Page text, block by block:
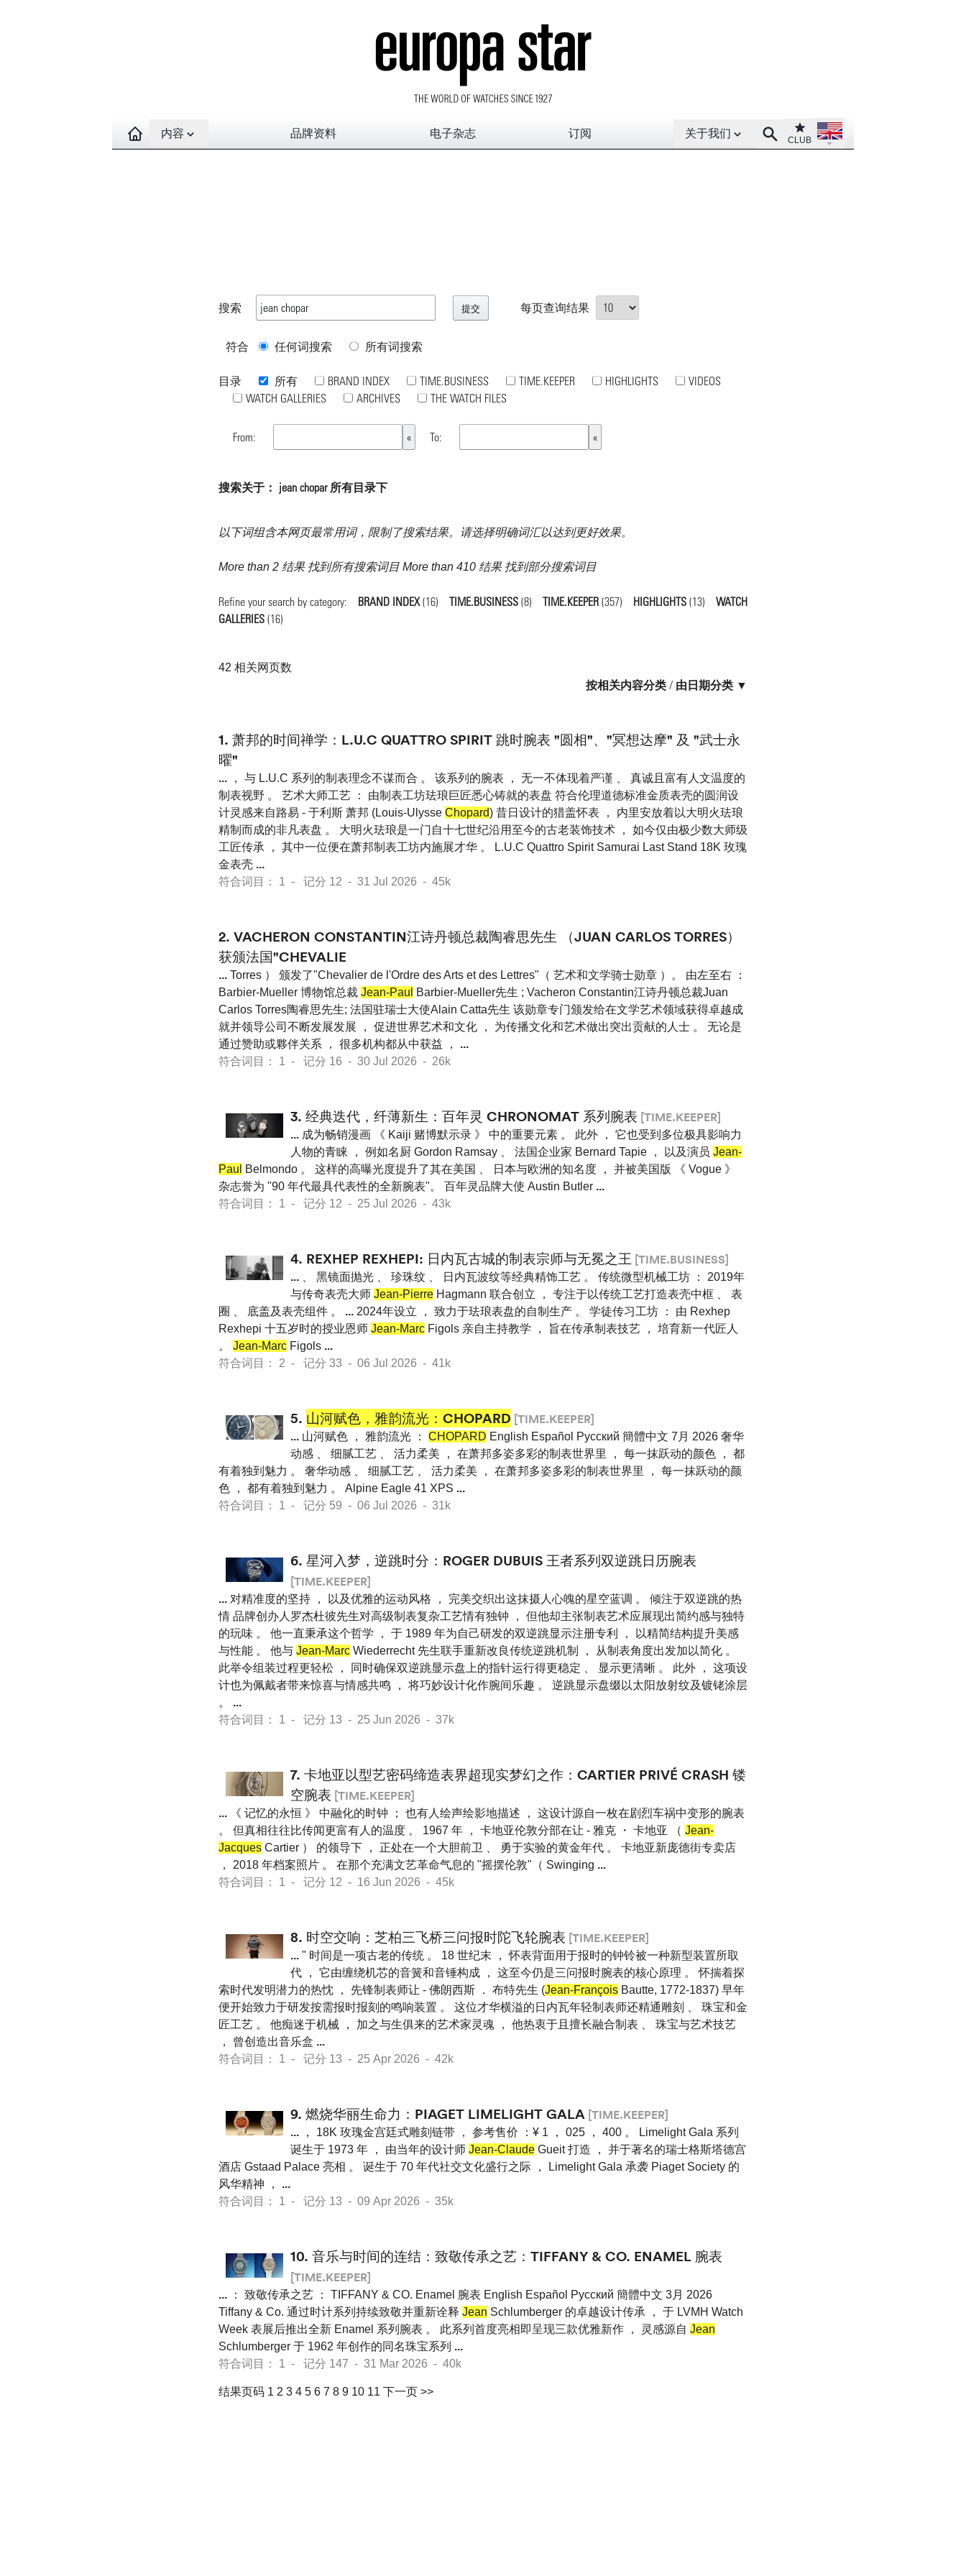
Open contents menu
内容 品牌资料 电子杂志 订阅
Open About menu
关于我们 SearchClub
CLUB
Open language menu
搜索 每页查询结果
符合 任何词搜索 所有词搜索
目录 所有 BRAND INDEX TIME.BUSINESS TIME.KEEPER HIGHLIGHTS
VIDEOS
WATCH GALLERIES
ARCHIVES THE WATCH FILES
From: To:
搜索关于： jean chopar 所有目录下
以下词组含本网页最常用词，限制了搜索结果。请选择明确词汇以达到更好效果。
More than 2 结果 找到所有搜索词目 More than 410 结果 找到部分搜索词目
Refine your search by category: BRAND INDEX(16) TIME.BUSINESS (8) TIME.KEEPER (357) HIGHLIGHTS (13)
WATCH
GALLERIES (16)
42 相关网页数
按相关内容分类 / 由日期分类 ▼
1. 萧邦的时间禅学：L.U.C QUATTRO SPIRIT 跳时腕表 "圆相"、"冥想达摩" 及 "武士永
曜"
... ， 与 L.U.C 系列的制表理念不谋而合 。 该系列的腕表 ， 无一不体现着严谨 、 真诚且富有人文温度的
制表视野 。 艺术大师工艺 ： 由制表工坊珐琅巨匠悉心铸就的表盘 符合伦理道德标准金质表壳的圆润设
计灵感来自路易 - 于利斯 萧邦 (Louis-Ulysse Chopard) 昔日设计的猎盖怀表 ， 内里安放着以大明火珐琅
精制而成的非凡表盘 。 大明火珐琅是一门自十七世纪沿用至今的古老装饰技术 ， 如今仅由极少数大师级
工匠传承 ， 其中一位便在萧邦制表工坊内施展才华 。 L.U.C Quattro Spirit Samurai Last Stand 18K 玫瑰
金表壳 ...
符合词目： 1 - 记分 12 - 31 Jul 2026 - 45k
2. VACHERON CONSTANTIN江诗丹顿总裁陶睿思先生 （JUAN CARLOS TORRES）
获颁法国"CHEVALIE
... Torres ） 颁发了"Chevalier de l'Ordre des Arts et des Lettres"（ 艺术和文学骑士勋章 ）。 由左至右 ：
Barbier-Mueller 博物馆总裁 Jean-Paul
Barbier-Mueller先生 ; Vacheron Constantin江诗丹顿总裁Juan
Carlos Torres陶睿思先生; 法国驻瑞士大使Alain Catta先生 该勋章专门颁发给在文学艺术领域获得卓越成
就并领导公司不断发展发展 ， 促进世界艺术和文化 ， 为传播文化和艺术做出突出贡献的人士 。 无论是
通过赞助或夥伴关系 ， 很多机构都从中获益 ， ...
符合词目： 1 - 记分 16 - 30 Jul 2026 - 26k
3. 经典迭代，纤薄新生：百年灵 CHRONOMAT 系列腕表 [TIME.KEEPER]
... 成为畅销漫画 《 Kaiji 赌博默示录 》 中的重要元素 。 此外 ， 它也受到多位极具影响力
人物的青睐 ， 例如名厨 Gordon Ramsay 、 法国企业家 Bernard Tapie ， 以及演员 Jean-
Paul
Belmondo 。 这样的高曝光度提升了其在美国 、 日本与欧洲的知名度 ， 并被美国版 《 Vogue 》
杂志誉为 "90 年代最具代表性的全新腕表"。 百年灵品牌大使 Austin Butler ...
符合词目： 1 - 记分 12 - 25 Jul 2026 - 43k
4. REXHEP REXHEPI: 日内瓦古城的制表宗师与无冕之王 [TIME.BUSINESS]
... 、 黑镜面抛光 、 珍珠纹 、 日内瓦波纹等经典精饰工艺 。 传统微型机械工坊 ： 2019年
与传奇表壳大师 Jean-Pierre Hagmann 联合创立 ， 专注于以传统工艺打造表壳中框 、 表
圈 、 底盖及表壳组件 。 ... 2024年设立 ， 致力于珐琅表盘的自制生产 。 学徒传习工坊 ： 由 Rexhep
Rexhepi 十五岁时的授业恩师 Jean-Marc Figols 亲自主持教学 ， 旨在传承制表技艺 ， 培育新一代匠人
。 Jean-Marc Figols ...
符合词目： 2 - 记分 33 - 06 Jul 2026 - 41k
5. 山河赋色，雅韵流光：CHOPARD [TIME.KEEPER]
... 山河赋色 ， 雅韵流光 ： CHOPARD English Español Pусский 簡體中文 7月 2026 奢华
动感 、 细腻工艺 、 活力柔美 ， 在萧邦多姿多彩的制表世界里 ， 每一抹跃动的颜色 ， 都
有着独到魅力 。 奢华动感 、 细腻工艺 、 活力柔美 ， 在萧邦多姿多彩的制表世界里 ， 每一抹跃动的颜
色 ， 都有着独到魅力 。 Alpine Eagle 41 XPS ...
符合词目： 1 - 记分 59 - 06 Jul 2026 - 31k
6. 星河入梦，逆跳时分：ROGER DUBUIS 王者系列双逆跳日历腕表
[TIME.KEEPER]
... 对精准度的坚持 ， 以及优雅的运动风格 ， 完美交织出这抹摄人心魄的星空蓝调 。 倾注于双逆跳的热
情 品牌创办人罗杰杜彼先生对高级制表复杂工艺情有独钟 ， 但他却主张制表艺术应展现出简约感与独特
的玩味 。 他一直秉承这个哲学 ， 于 1989 年为自己研发的双逆跳显示注册专利 ， 以精简结构提升美感
与性能 。 他与 Jean-Marc Wiederrecht 先生联手重新改良传统逆跳机制 ， 从制表角度出发加以简化 。
此举令组装过程更轻松 ， 同时确保双逆跳显示盘上的指针运行得更稳定 、 显示更清晰 。 此外 ， 这项设
计也为佩戴者带来惊喜与情感共鸣 ， 将巧妙设计化作腕间乐趣 。 逆跳显示盘缀以太阳放射纹及镀铑涂层
。 ...
符合词目： 1 - 记分 13 - 25 Jun 2026 - 37k
7. 卡地亚以型艺密码缔造表界超现实梦幻之作：CARTIER PRIVÉ CRASH 镂
空腕表 [TIME.KEEPER]
... 《 记忆的永恒 》 中融化的时钟 ； 也有人绘声绘影地描述 ， 这设计源自一枚在剧烈车祸中变形的腕表
。 但真相往往比传闻更富有人的温度 。 1967 年 ， 卡地亚伦敦分部在让 - 雅克 ・ 卡地亚 （ Jean-
Jacques Cartier ） 的领导下 ， 正处在一个大胆前卫 、 勇于实验的黄金年代 。 卡地亚新庞德街专卖店
， 2018 年档案照片 。 在那个充满文艺革命气息的 "摇摆伦敦"（ Swinging ...
符合词目： 1 - 记分 12 - 16 Jun 2026 - 45k
8. 时空交响：芝柏三飞桥三问报时陀飞轮腕表 [TIME.KEEPER]
... " 时间是一项古老的传统 。 18 世纪末 ， 怀表背面用于报时的钟铃被一种新型装置所取
代 ， 它由缠绕机芯的音簧和音锤构成 ， 这至今仍是三问报时腕表的核心原理 。 怀揣着探
索时代发明潜力的热忱 ， 先锋制表师让 - 佛朗西斯 ． 布特先生 (Jean-François Bautte, 1772-1837) 早年
便开始致力于研发按需报时报刻的鸣响装置 。 这位才华横溢的日内瓦年轻制表师还精通雕刻 、 珠宝和金
匠工艺 。 他痴迷于机械 ， 加之与生俱来的艺术家灵魂 ， 他热衷于且擅长融合制表 、 珠宝与艺术技艺
， 曾创造出音乐盒 ...
符合词目： 1 - 记分 13 - 25 Apr 2026 - 42k
9. 燃烧华丽生命力：PIAGET LIMELIGHT GALA [TIME.KEEPER]
... ， 18K 玫瑰金宫廷式雕刻链带 ， 参考售价 ：¥ 1 ， 025 ， 400 。 Limelight Gala 系列
诞生于 1973 年 ， 由当年的设计师 Jean-Claude Gueit 打造 ， 并于著名的瑞士格斯塔德宫
酒店 Gstaad Palace 亮相 。 诞生于 70 年代社交文化盛行之际 ， Limelight Gala 承袭 Piaget Society 的
风华精神 ， ...
符合词目： 1 - 记分 13 - 09 Apr 2026 - 35k
10. 音乐与时间的连结：致敬传承之艺：TIFFANY & CO. ENAMEL 腕表
[TIME.KEEPER]
... ： 致敬传承之艺 ： TIFFANY & CO. Enamel 腕表 English Español Pусский 簡體中文 3月 2026
Tiffany & Co. 通过时计系列持续致敬并重新诠释 Jean Schlumberger 的卓越设计传承 ， 于 LVMH Watch
Week 表展后推出全新 Enamel 系列腕表 。 此系列首度亮相即呈现三款优雅新作 ， 灵感源自 Jean
Schlumberger 于 1962 年创作的同名珠宝系列 ...
符合词目： 1 - 记分 147 - 31 Mar 2026 - 40k
结果页码 1 2 3 4 5 6 7 8 9 10 11 下一页 >>